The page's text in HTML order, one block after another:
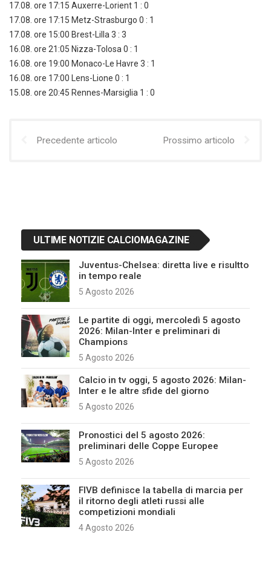
17.08. ore 17:15 Auxerre-Lorient 1 : 0
17.08. ore 17:15 Metz-Strasburgo 0 : 1
17.08. ore 15:00 Brest-Lilla 3 : 3
16.08. ore 21:05 Nizza-Tolosa 0 : 1
16.08. ore 19:00 Monaco-Le Havre 3 : 1
16.08. ore 17:00 Lens-Lione 0 : 1
15.08. ore 20:45 Rennes-Marsiglia 1 : 0
Precedente articolo Prossimo articolo
ULTIME NOTIZIE CALCIOMAGAZINE
Juventus-Chelsea: diretta live e risultto
in tempo reale
5 Agosto 2026
Le partite di oggi, mercoledì 5 agosto
2026: Milan-Inter e preliminari di
Champions
5 Agosto 2026
Calcio in tv oggi, 5 agosto 2026: Milan-
Inter e le altre sfide del giorno
5 Agosto 2026
Pronostici del 5 agosto 2026:
preliminari delle Coppe Europee
5 Agosto 2026
FIVB definisce la tabella di marcia per
il ritorno degli atleti russi alle
competizioni mondiali
4 Agosto 2026